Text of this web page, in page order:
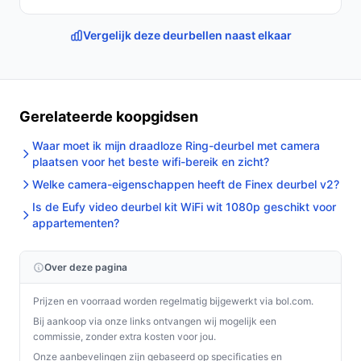
(verkrijgbaar via de QR-code op verpakking of door
en stroominformatie.
Specificaties in mensentaal
Voedingstype:het systeem werkt op netstroom;
controleer in de handleiding hoe het binnenpaneel
van stroom wordt voorzien (er is informatie over
voeding via netwerkkabel vermeld).
Draadloze verbinding / WIFI:
let op dat 2,4 GHz vereist is.
Camera & waterbestendig:de deurbelcamera is
weerbestendig, geschikt voor buitenmontage.
Bewegingssensor:aanwezig; kan meldingen
geven bij detectie, maar er is geen interne
Vergelijk deze deurbellen naast elkaar
Gerelateerde koopgidsen
Waar moet ik mijn draadloze Ring-deurbel met camera
plaatsen voor het beste wifi-bereik en zicht?
Welke camera-eigenschappen heeft de Finex deurbel v2?
Is de Eufy video deurbel kit WiFi wit 1080p geschikt voor
appartementen?
Over deze pagina
Prijzen en voorraad worden regelmatig bijgewerkt via bol.com.
Bij aankoop via onze links ontvangen wij mogelijk een
commissie, zonder extra kosten voor jou.
Onze aanbevelingen zijn gebaseerd op specificaties en